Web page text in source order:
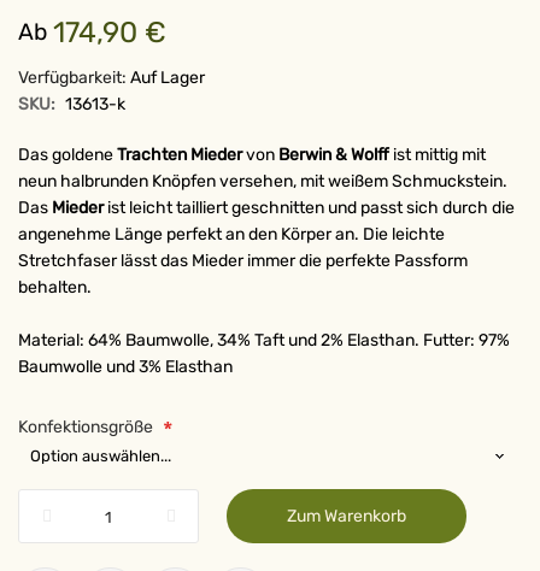
Ab 174,90 €
Verfügbarkeit: Auf Lager
SKU: 13613-k
Das goldeneTrachten Miedervon Berwin & Wolff ist mittig mit
neun halbrunden Knöpfen versehen, mit weißem Schmuckstein.
Das Miederist leicht tailliert geschnitten und passt sich durch die
angenehme Länge perfekt an den Körper an. Die leichte
Stretchfaser lässt das Mieder immer die perfekte Passform
behalten.
Material: 64% Baumwolle, 34% Taft und 2% Elasthan. Futter: 97%
Baumwolle und 3% Elasthan
Konfektionsgröße
Zum Warenkorb